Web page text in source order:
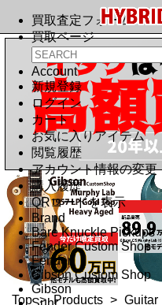
買取査定フォーム
買取ページ
Account
新規登録
ログイン
カート
お気に入りアイテム
閲覧履歴
アカウント情報の変更
購入履歴
QRコードを表示
Brand
Bare Knuckle Pickups
Fender Custom Shop
Fender
Gibson Custom Shop
Gibson
Top > Products > Guitar